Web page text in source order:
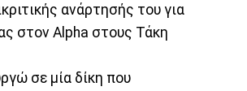
ανάρτησής του για
στον Αlpha στους Τάκη
σε μία δίκη που